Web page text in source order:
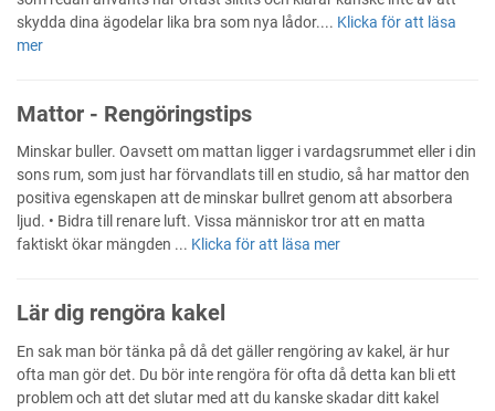
skydda dina ägodelar lika bra som nya lådor.... Klicka för att läsa
mer
Mattor - Rengöringstips
Minskar buller. Oavsett om mattan ligger i vardagsrummet eller i din
sons rum, som just har förvandlats till en studio, så har mattor den
positiva egenskapen att de minskar bullret genom att absorbera
ljud. • Bidra till renare luft. Vissa människor tror att en matta
faktiskt ökar mängden ... Klicka för att läsa mer
Lär dig rengöra kakel
En sak man bör tänka på då det gäller rengöring av kakel, är hur
ofta man gör det. Du bör inte rengöra för ofta då detta kan bli ett
problem och att det slutar med att du kanske skadar ditt kakel